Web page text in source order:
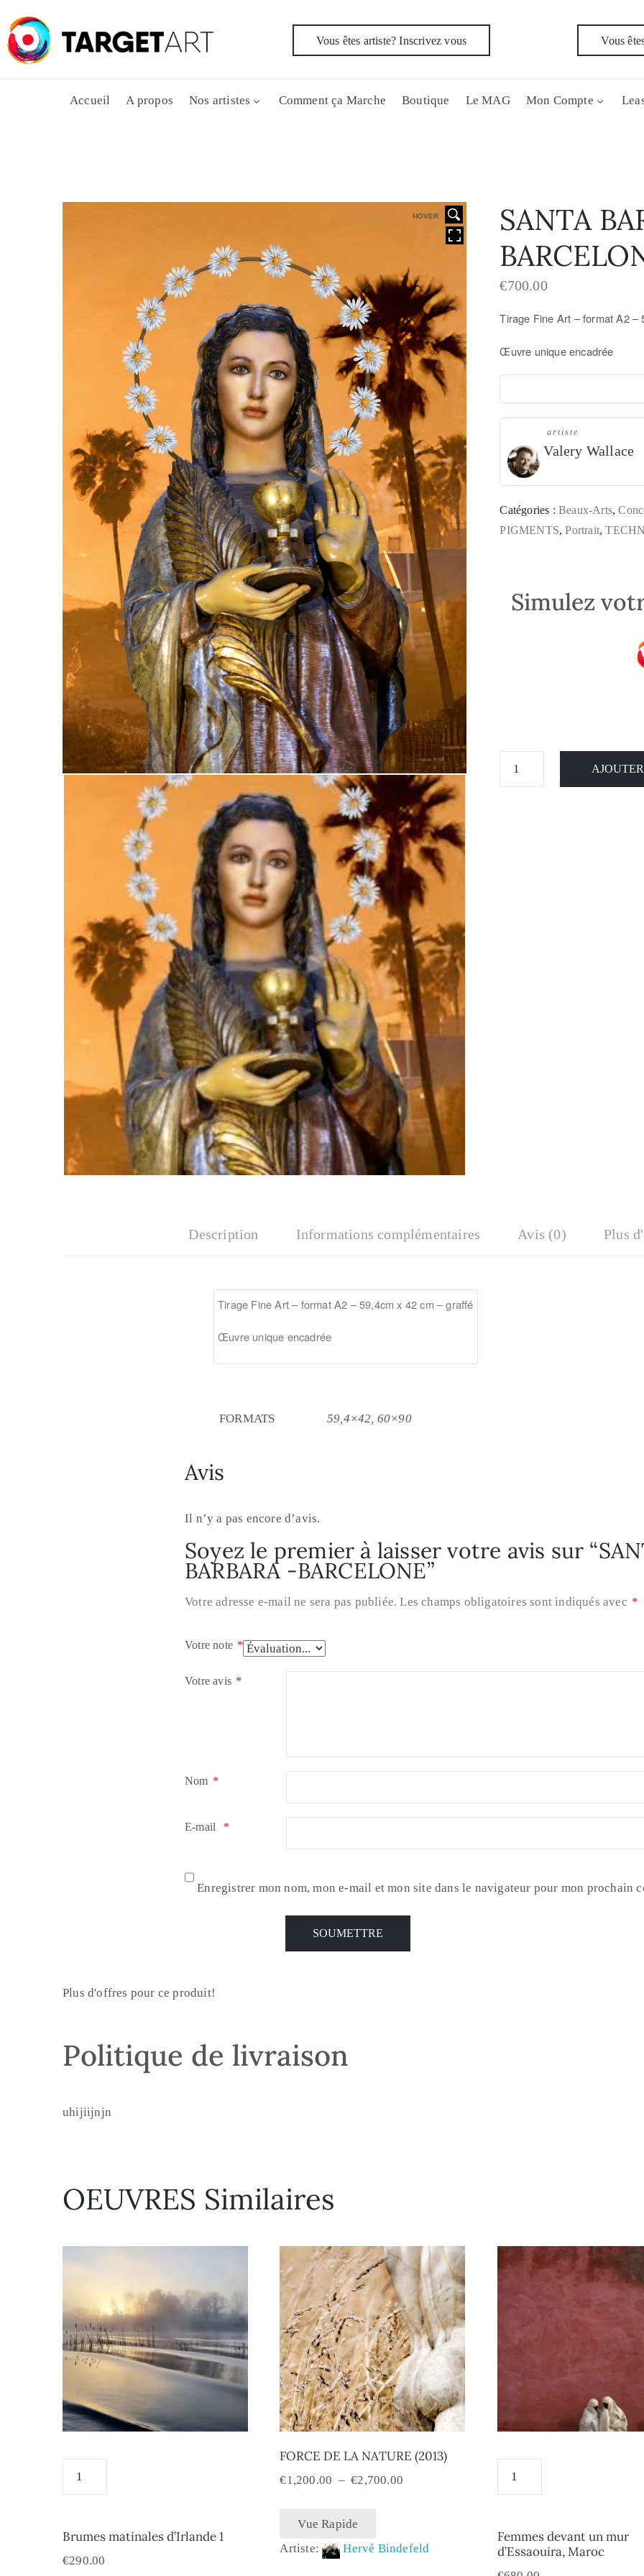
Vous êtes artiste? Inscrivez vous Vous
Accueil A propos Nos artistes Comment ça Marche Boutique Le MAG Mon Compte
HOVER
SANTA
€700.00
Tirage Fine Art – format A2 –
Œuvre unique encadrée
artiste
Valery Wallace
Catégories :Beaux-Arts,
PIGMENTS,Portrait,
Simulez
Description Informations complémentaires Avis (0) Plus
Tirage Fine Art – format A2 – 59,4cm x 42 cm – graffé
Œuvre unique encadrée
FORMATS 59,4×42, 60×90
Avis
Il n’y a pas encore d’avis.
Soyez le premier à laisser votre avis sur
BARBARA -BARCELONE”
Votre adresse e-mail ne sera pas publiée. Les champs obligatoires sont indiqués avec *
Votre note *
Votre avis *
Nom *
E-mail *
Enregistrer mon nom, mon e-mail et mon site dans le navigateur pour mon prochain
Plus d'offres pour ce produit!
Politique de livraison
uhijiijnjn
OEUVRES Similaires
Brumes matinales d’Irlande 1
€290.00
FORCE DE LA NATURE (2013)
€1,200.00 – €2,700.00
Vue Rapide
Artiste:
Hervé Bindefeld
Femmes devant un mur
d’Essaouira, Maroc